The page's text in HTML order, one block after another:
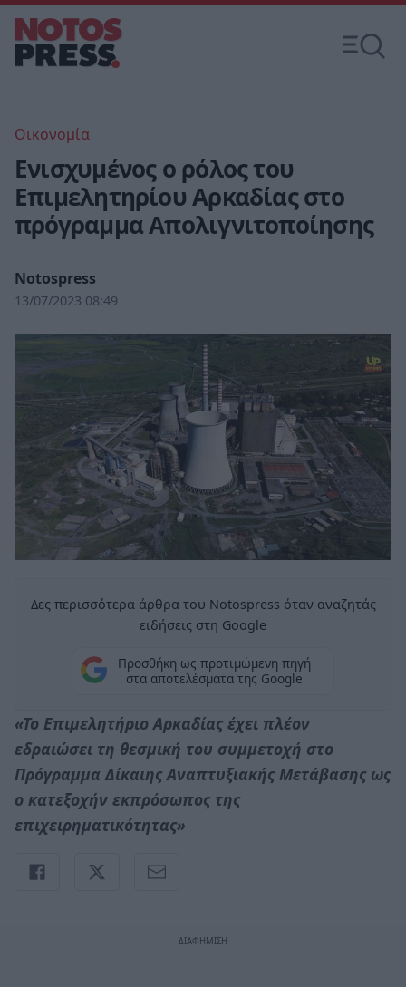
Οικονομία
Ενισχυμένος ο ρόλος του
Επιμελητηρίου Αρκαδίας στο
πρόγραμμα Απολιγνιτοποίησης
Notospress
13/07/2023 08:49
Δες περισσότερα άρθρα του Notospress όταν αναζητάς
ειδήσεις στη Google
Προσθήκη ως προτιμώμενη πηγή
στα αποτελέσματα της Google
«Το Επιμελητήριο Αρκαδίας έχει πλέον
εδραιώσει τη θεσμική του συμμετοχή στο
Πρόγραμμα Δίκαιης Αναπτυξιακής Μετάβασης ως
ο κατεξοχήν εκπρόσωπος της
επιχειρηματικότητας»